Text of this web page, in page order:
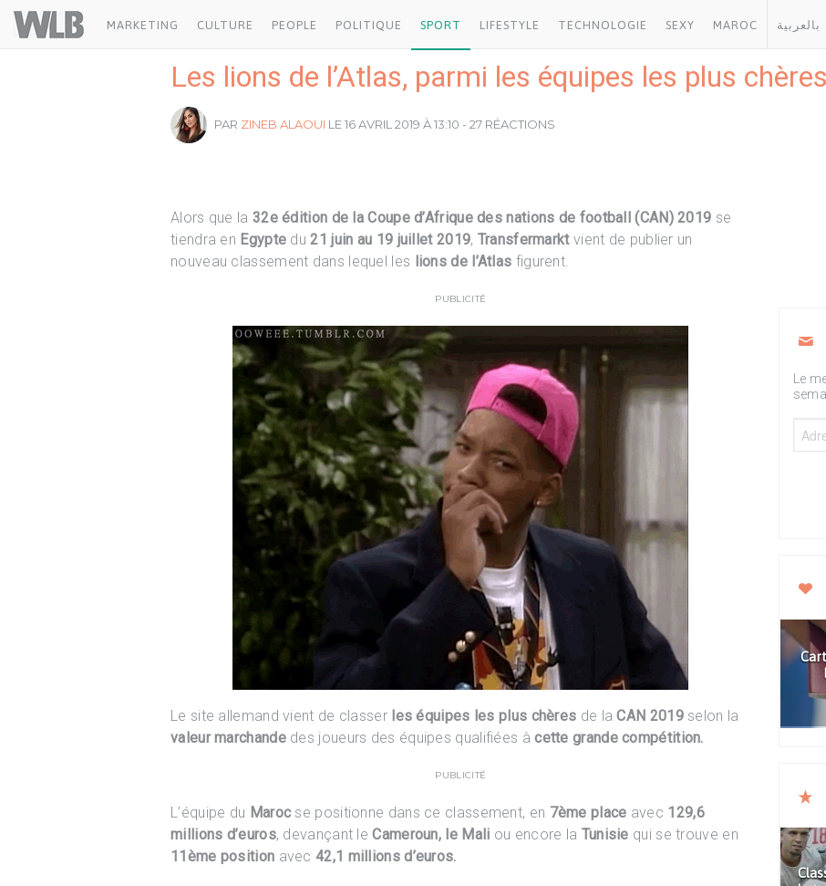
Welovebuzz
MARKETING CULTURE PEOPLE POLITIQUE SPORT LIFESTYLE TECHNOLOGIE SEXY MAROC بالعربية
Les lions de l’Atlas, parmi les équipes les plus
PAR ZINEB ALAOUI LE 16 AVRIL 2019 À 13:10 - 27 RÉACTIONS
Alors que la 32e édition de la Coupe d’Afrique des nations de football (CAN) 2019 se
tiendra en Egypte du21 juin au 19 juillet 2019, Transfermarktvient de publier un
nouveau classement dans lequel les lions de l’Atlas figurent.
PUBLICITÉ
Le site allemand vient de classer les équipes les plus chères de laCAN 2019selon la
valeur marchandedes joueurs des équipes qualifiées àcette grande compétition.
PUBLICITÉ
L’équipe du Marocse positionne dans ce classement, en 7ème place avec 129,6
millions d’euros, devançant leCameroun, le Mali ou encore la Tunisie qui se trouve en
11ème position avec42,1 millions d’euros.
Le